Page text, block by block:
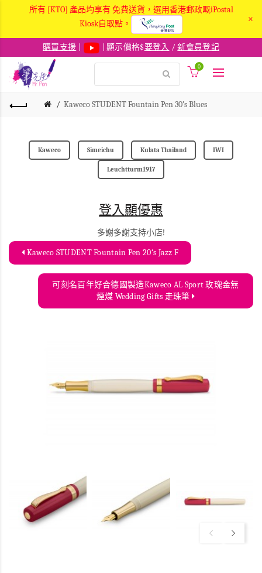
所有 [KTO] 產品均享有 免費送貨，選用香港郵政嘅iPostal
Kiosk自取點。
×
購買支援 | 顯示價格$要登入 /新會員登記
0
Kaweco STUDENT Fountain Pen 30’s Blues
Kaweco Simeichu Kulata Thailand IWI
Leuchtturm1917
登入顯優惠
多謝多謝支持小店!
Kaweco STUDENT Fountain Pen 20‘s Jazz F
可刻名百年好合德國製造Kaweco AL Sport 玫瑰金無
煙煤 Wedding Gifts 走珠筆